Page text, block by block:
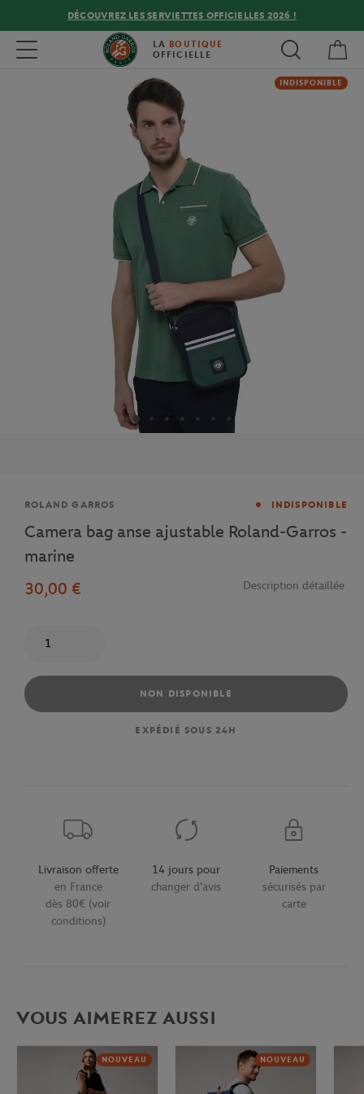
DÉCOUVREZ LES SERVIETTES OFFICIELLES 2026 !
Toggle navigation LA BOUTIQUE
OFFICIELLE
INDISPONIBLE
Marque
ROLAND GARROS INDISPONIBLE
Camera bag anse ajustable Roland-Garros -
marine
30,00 €
Description détaillée
NON DISPONIBLE
EXPÉDIÉ SOUS 24H
Livraison offerte
en France
dès 80€ (voir
conditions)
14 jours pour
changer d'avis
Paiements
sécurisés par
carte
VOUS AIMEREZ AUSSI
NOUVEAU NOUVEAU